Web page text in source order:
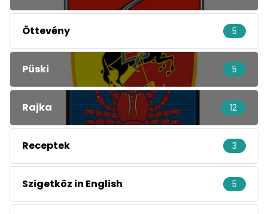
Öttevény 5
Püski 5
Rajka 12
Receptek 3
Szigetköz in English 5